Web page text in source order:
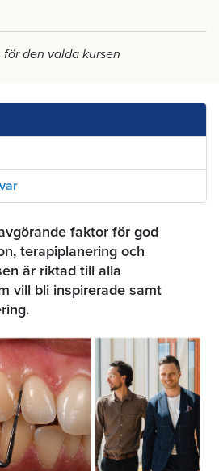
den valda kursen
faktor för god
terapiplanering och
är riktad till alla
vill bli inspirerade samt